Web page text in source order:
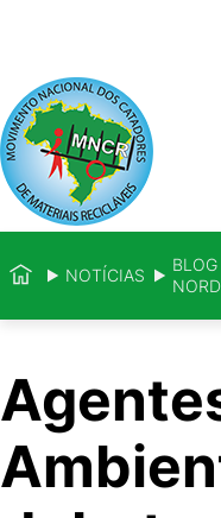
NOTÍCIAS
BLOG